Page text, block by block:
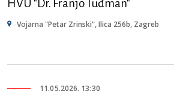
HVU "Dr. Franjo Tuđman"
Vojarna "Petar Zrinski", Ilica 256b, Zagreb
11.05.2026. 13:30